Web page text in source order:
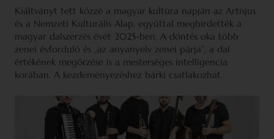
Kiáltványt tett közzé a magyar kultúra napján az Artisjus
és a Nemzeti Kulturális Alap, egyúttal meghirdették a
magyar dalszerzés évét 2025-ben. A döntés oka több
zenei évforduló és „az anyanyelv zenei párja”, a dal
értékének megőrzése is a mesterséges intelligencia
korában. A kezdeményezéshez bárki csatlakozhat.